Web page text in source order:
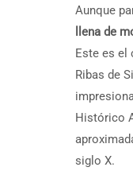
Aunque
llena de
Este es el
Ribas de
Histórico
siglo X.